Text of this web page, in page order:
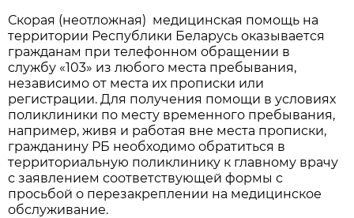
Скорая (неотложная) медицинская помощь на
территории Республики Беларусь оказывается
гражданам при телефонном обращении в
службу «103» из любого места пребывания,
независимо от места их прописки или
регистрации. Для получения помощи в условиях
поликлиники по месту временного пребывания,
например, живя и работая вне места прописки,
гражданину РБ необходимо обратиться в
территориальную поликлинику к главному врачу
с заявлением соответствующей формы с
просьбой о перезакреплении на медицинское
обслуживание.